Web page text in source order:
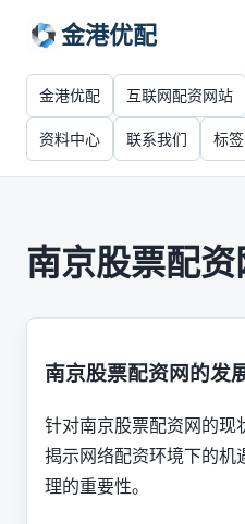
金港优配
金港优配 互联网配资网站
资料中心 联系我们 标签
南京股票配资
南京股票配资网的发
针对南京股票配资网的现
揭示网络配资环境下的机
理的重要性。